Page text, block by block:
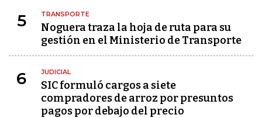
5 TRANSPORTE
Noguera traza la hoja de ruta para su
gestión en el Ministerio de Transporte
6 JUDICIAL
SIC formuló cargos a siete
compradores de arroz por presuntos
pagos por debajo del precio